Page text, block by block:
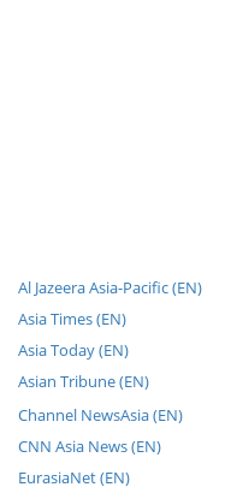
Al Jazeera Asia-Pacific (EN)
Asia Times (EN)
Asia Today (EN)
Asian Tribune (EN)
Channel NewsAsia (EN)
CNN Asia News (EN)
EurasiaNet (EN)